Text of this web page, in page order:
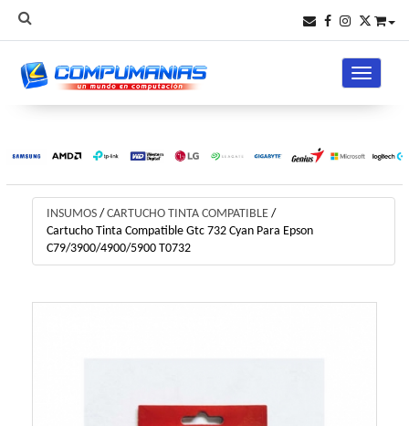
Toggle
INSUMOS / CARTUCHO TINTA COMPATIBLE /
Cartucho Tinta Compatible Gtc 732 Cyan Para Epson
C79/3900/4900/5900 T0732